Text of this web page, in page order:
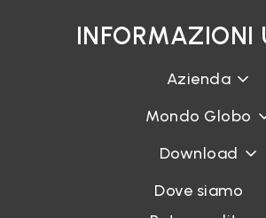
INFORMAZIONI
Azienda
Mondo Globo
Download
Dove siamo